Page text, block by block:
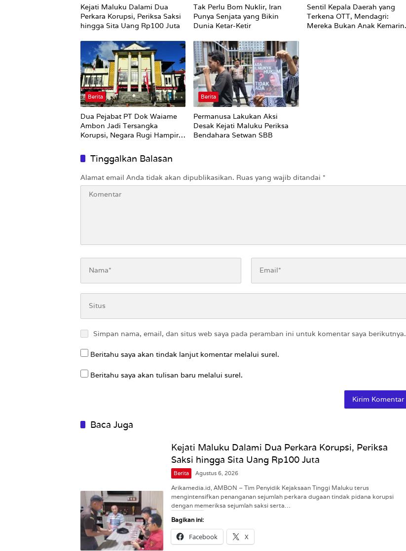
Kejati Maluku Dalami Dua
Perkara Korupsi, Periksa Saksi
hingga Sita Uang Rp100 Juta
Tak Perlu Bom Nuklir, Iran
Punya Senjata yang Bikin
Dunia Ketar-Ketir
Sentil Kepala Daerah yang
Terkena OTT, Mendagri:
Mereka Bukan Anak Kemarin
Berita
Dua Pejabat PT Dok Waiame
Ambon Jadi Tersangka
Korupsi, Negara Rugi Hampir
Berita
Permanusa Lakukan Aksi
Desak Kejati Maluku Periksa
Bendahara Setwan SBB
Tinggalkan Balasan
Alamat email Anda tidak akan dipublikasikan. Ruas yang wajib ditandai *
Simpan nama, email, dan situs web saya pada peramban ini untuk komentar saya berikutnya.
Beritahu saya akan tindak lanjut komentar melalui surel.
Beritahu saya akan tulisan baru melalui surel.
Baca Juga
Kejati Maluku Dalami Dua Perkara Korupsi, Periksa
Saksi hingga Sita Uang Rp100 Juta
Berita Agustus 6, 2026
Arikamedia.id, AMBON – Tim Penyidik Kejaksaan Tinggi Maluku terus
mengintensifkan penanganan sejumlah perkara dugaan tindak pidana korupsi
dengan memeriksa sejumlah saksi serta…
Bagikan ini:
Facebook X